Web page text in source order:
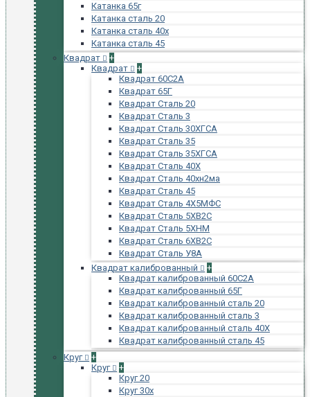
Катанка 65г
Катанка сталь 20
Катанка сталь 40х
Катанка сталь 45
Квадрат
+
Квадрат
+
Квадрат 60С2А
Квадрат 65Г
Квадрат Сталь 20
Квадрат Сталь 3
Квадрат Сталь 30ХГСА
Квадрат Сталь 35
Квадрат Сталь 35ХГСА
Квадрат Сталь 40Х
Квадрат Сталь 40хн2ма
Квадрат Сталь 45
Квадрат Сталь 4Х5МФС
Квадрат Сталь 5ХВ2С
Квадрат Сталь 5ХНМ
Квадрат Сталь 6ХВ2С
Квадрат Сталь У8А
Квадрат калиброванный
+
Квадрат калиброванный 60С2А
Квадрат калиброванный 65Г
Квадрат калиброванный сталь 20
Квадрат калиброванный сталь 3
Квадрат калиброванный сталь 40Х
Квадрат калиброванный сталь 45
Круг
+
Круг
+
Круг 20
Круг 30х